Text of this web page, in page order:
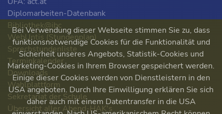
Diplomarbeiten-Datenbank
Bibliothek@ibc
WebUntis (Stundenplan)
Sprechstundenliste
Terminkalender
Downloads
Wahlplattform
Sekretariat der Schule
Übersicht aller Abend-HAK's
Bei Verwendung dieser Webseite stimmen Sie zu, dass
funktionsnotwendige Cookies für die Funktionalität und
Sicherheit unseres Angebots, Statistik-Cookies und
Marketing-Cookies in Ihrem Browser gespeichert werden.
Einige dieser Cookies werden von Dienstleistern in den
USA angeboten. Durch Ihre Einwilligung erklären Sie sich
daher auch mit einem Datentransfer in die USA